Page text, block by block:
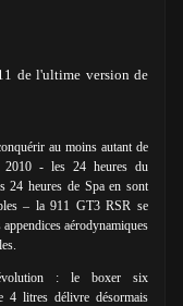
de l'ultime version de
au moins autant de
2010 - les 24 heures du
24 heures de Spa en sont
– la 911 GT3 RSR se
appendices aérodynamiques
: le boxer six
4 litres délivre désormais